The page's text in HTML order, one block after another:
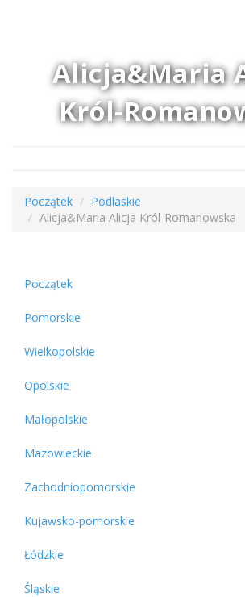
Alicja&Maria
Król-
Początek
Podlaskie
Alicja&Maria Alicja Król-Romanowska
Początek
Pomorskie
Wielkopolskie
Opolskie
Małopolskie
Mazowieckie
Zachodniopomorskie
Kujawsko-pomorskie
Łódzkie
Śląskie